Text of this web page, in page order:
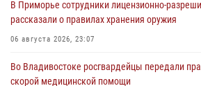
В Приморье сотрудники лицензионно-
рассказали о правилах хранения оружия
06 августа 2026, 23:07
Во Владивостоке росгвардейцы передали
скорой медицинской помощи